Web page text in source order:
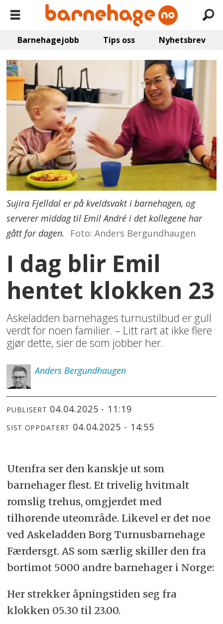
Barnehagejobb Tips oss Nyhetsbrev
Sujira Fjelldal er på kveldsvakt i barnehagen, og
serverer middag til Emil André i det kollegene har
gått for dagen.
Foto: Anders Bergundhaugen
I dag blir Emil
hentet klokken 23
Askeladden barnehages turnustilbud er gull
verdt for noen familier. – Litt rart at ikke flere
gjør dette, sier de som jobber her.
Anders Bergundhaugen
PUBLISERT 04.04.2025 - 11:19
SIST OPPDATERT 04.04.2025 - 14:55
Utenfra ser den kanskje ut som
barnehager flest. Et trivelig hvitmalt
romslig trehus, omgjerdet med
tilhørende uteområde. Likevel er det noe
ved Askeladden Borg Turnusbarnehage
Færdersgt. AS som særlig skiller den fra
bortimot 5000 andre barnehager i Norge:
Her strekker åpningstiden seg fra
klokken 05.30 til 23.00.